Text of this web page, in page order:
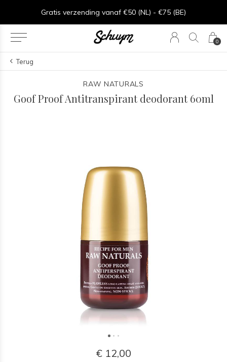
0
Goede service - ★★★★★ - Sinds 2013
Terug
RAW NATURALS
Goof Proof Antitranspirant deodorant 60ml
€ 12,00